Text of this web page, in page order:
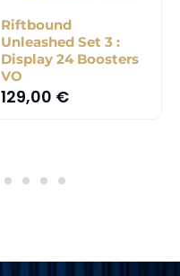
Riftbound
Unleashed Set 3 :
Display 24 Boosters
VO
129,00 €